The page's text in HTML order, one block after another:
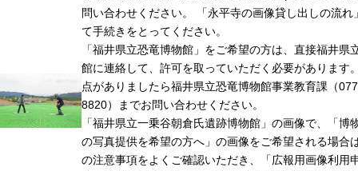
問い合わせください。 「永平寺の画像貸し出しの流れ
て手続きをとってください。
「福井県立恐竜博物館」をご希望の方は、直接福井県
館に連絡して、許可を取っていただく必要があります
点がありましたら福井県立恐竜博物館事業教育課（
8820）までお問い合わせください。
「福井県立一乗谷朝倉氏遺跡博物館」の画像で、「博
の写真提供を希望の方へ」の画像をご希望される場合
の注意事項をよくご確認いただき、「広報用画像利用